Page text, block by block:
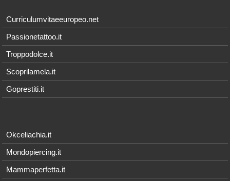
Curriculumvitaeeuropeo.net
Passionetattoo.it
Troppodolce.it
Scoprilamela.it
Goprestiti.it
Okceliachia.it
Mondopiercing.it
Mammaperfetta.it